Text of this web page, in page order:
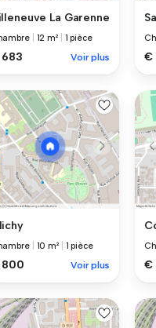
La Garenne
12 m² 1 pièce
Voir plus €
10 m² 1 pièce
Voir plus €